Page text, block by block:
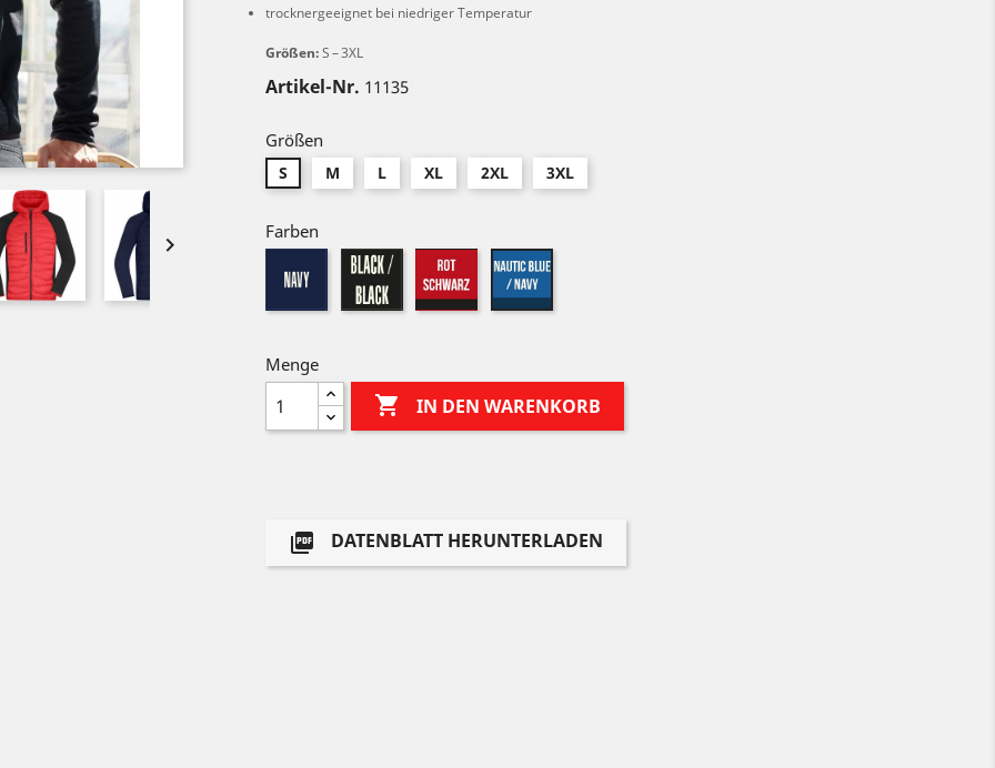

trocknergeeignet bei niedriger Temperatur
Größen: S – 3XL
Artikel-Nr. 11135
Größen
S M L XL 2XL 3XL
Farben
navy black/black red/blacknautic
Menge
 IN DEN WARENKORB
 DATENBLATT HERUNTERLADEN